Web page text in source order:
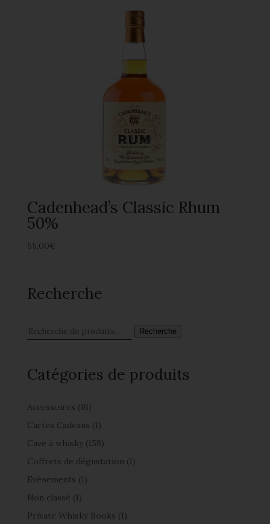
Cadenhead’s Classic Rhum
50%
55,00€
Recherche
Recherche
Catégories de produits
Accessoires (16)
Cartes Cadeaux (1)
Cave à whisky (158)
Coffrets de dégustation (1)
Evénements (1)
Non classé (1)
Private Whisky Books (1)